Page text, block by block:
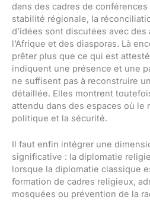
dans des cadres de
stabilité régionale, la
d’idées sont discutées avec des
l’Afrique et des diasporas. Là
prêter plus que ce qui est
indiquent une présence et une
ne suffisent pas à reconstruire
détaillée. Elles montrent
attendu dans des espaces où le
politique et la sécurité.
Il faut enfin intégrer une
significative : la diplomatie
lorsque la diplomatie classique
formation de cadres religieux,
mosquées ou prévention de la